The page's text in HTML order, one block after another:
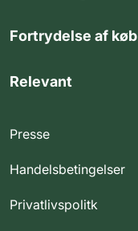
Fortrydelse af køb
Relevant
Presse
Handelsbetingelser
Privatlivspolitk